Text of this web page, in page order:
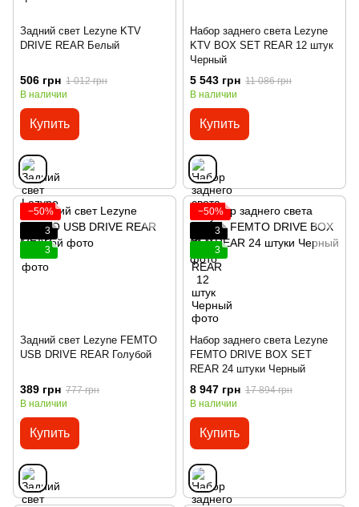
Задний свет Lezyne KTV
DRIVE REAR Белый
506 грн 1 012 грн
В наличии
Купить
Набор заднего света Lezyne
KTV BOX SET REAR 12 штук
Черный
5 543 грн 11 086 грн
В наличии
Купить
−50%
3
3
Задний свет Lezyne FEMTO
USB DRIVE REAR Голубой
389 грн 777 грн
В наличии
Купить
−50%
3
3
Набор заднего света Lezyne
FEMTO DRIVE BOX SET
REAR 24 штуки Черный
8 947 грн 17 894 грн
В наличии
Купить